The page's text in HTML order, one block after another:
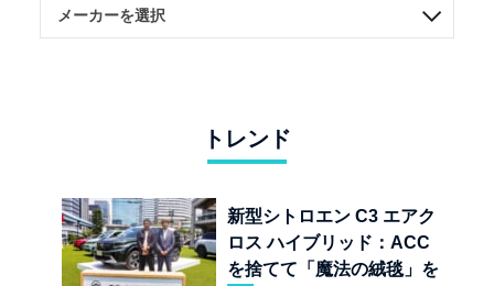
トレンド
新型シトロエン C3 エアク
ロス ハイブリッド：ACC
を捨てて「魔法の絨毯」を